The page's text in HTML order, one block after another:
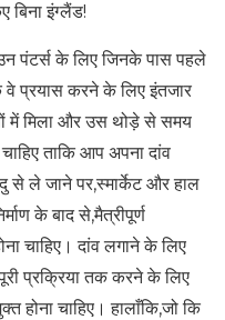
बिना इंग्लैंड!
पंटर्स के लिए जिनके पास पहले
वे प्रयास करने के लिए इंतजार
में मिला और उस थोड़े से समय
ताकि आप अपना दांव
ले जाने पर,स्मार्केट और हाल
के बाद से,मैत्रीपूर्ण
चाहिए। दांव लगाने के लिए
प्रक्रिया तक करने के लिए
होना चाहिए। हालाँकि,जो कि